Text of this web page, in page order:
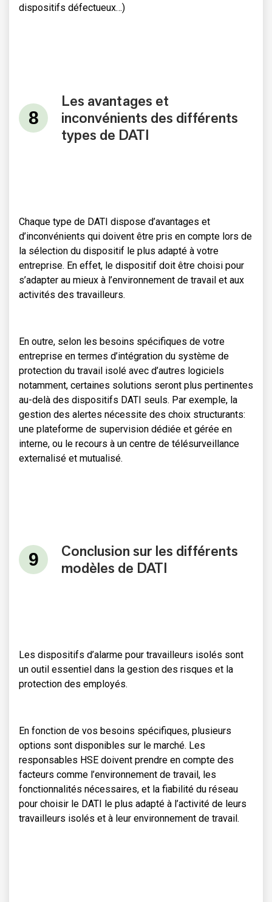
dispositifs défectueux…)
Les avantages et
inconvénients des différents
types de DATI
Chaque type de DATI dispose d’avantages et
d’inconvénients qui doivent être pris en compte lors de
la sélection du dispositif le plus adapté à votre
entreprise. En effet, le dispositif doit être choisi pour
s’adapter au mieux à l’environnement de travail et aux
activités des travailleurs.
En outre, selon les besoins spécifiques de votre
entreprise en termes d’intégration du système de
protection du travail isolé avec d’autres logiciels
notamment, certaines solutions seront plus pertinentes
au-delà des dispositifs DATI seuls. Par exemple, la
gestion des alertes nécessite des choix structurants:
une plateforme de supervision dédiée et gérée en
interne, ou le recours à un centre de télésurveillance
externalisé et mutualisé.
Conclusion sur les différents
modèles de DATI
Les dispositifs d’alarme pour travailleurs isolés sont
un outil essentiel dans la gestion des risques et la
protection des employés.
En fonction de vos besoins spécifiques, plusieurs
options sont disponibles sur le marché. Les
responsables HSE doivent prendre en compte des
facteurs comme l’environnement de travail, les
fonctionnalités nécessaires, et la fiabilité du réseau
pour choisir le DATI le plus adapté à l’activité de leurs
travailleurs isolés et à leur environnement de travail.